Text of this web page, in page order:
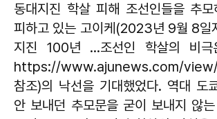
동대지진 학살 피해 조선인들을 추모
피하고 있는 고이케(2023년 9월 8일
지진 100년 …조선인 학살의 비극
https://www.ajunews.com/
참조)의 낙선을 기대했었다. 역대 도
안 보내던 추모문을 굳이 보내지 않